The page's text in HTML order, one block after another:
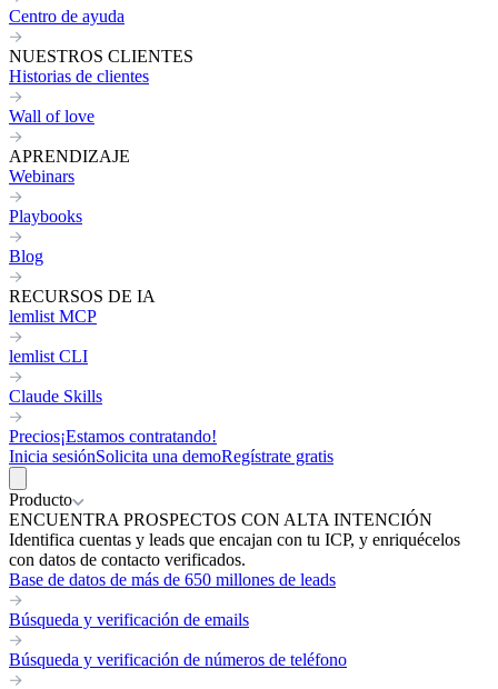
Centro de ayuda
NUESTROS CLIENTES
Historias de clientes
Wall of love
APRENDIZAJE
Webinars
Playbooks
Blog
RECURSOS DE IA
lemlist MCP
lemlist CLI
Claude Skills
Precios¡Estamos contratando!
Inicia sesiónSolicita una demoRegístrate gratis
Producto
ENCUENTRA PROSPECTOS CON ALTA INTENCIÓN
Identifica cuentas y leads que encajan con tu ICP, y enriquécelos
con datos de contacto verificados.
Base de datos de más de 650 millones de leads
Búsqueda y verificación de emails
Búsqueda y verificación de números de teléfono